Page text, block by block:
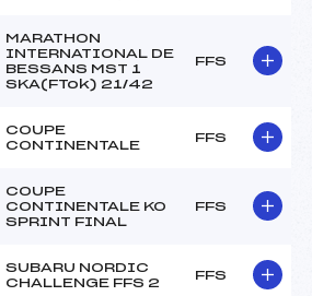
MARATHON
INTERNATIONAL DE
BESSANS MST 1
SKA(FTok) 21/42
FFS
COUPE
CONTINENTALE
FFS
COUPE
CONTINENTALE KO
SPRINT FINAL
FFS
SUBARU NORDIC
CHALLENGE FFS 2
FFS